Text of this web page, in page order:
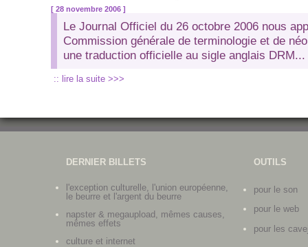
[ 28 novembre 2006 ]
Le Journal Officiel du 26 octobre 2006 nous
Commission générale de terminologie et de
une traduction officielle au sigle anglais DRM...
:: lire la suite >>>
DERNIER BILLETS
l'exception culturelle, l'union européenne,
le beurre et l'argent du beurre
napster & megaupload, mêmes causes,
mêmes effets
culture et internet
OUTILS
pour le son
pour le web
pour les